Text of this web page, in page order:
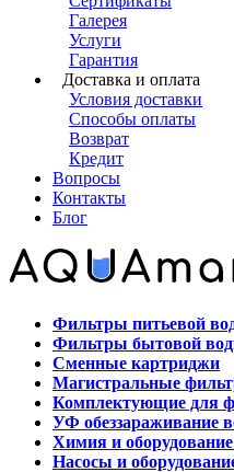
Галерея
Услуги
Гарантия
Доставка и оплата
Условия доставки
Способы оплаты
Возврат
Кредит
Вопросы
Контакты
Блог
Фильтры питьевой
Фильтры бытовой
Сменные картриджи
Магистральные
Комплектующие для
УФ обеззараживание
Химия и
Насосы и